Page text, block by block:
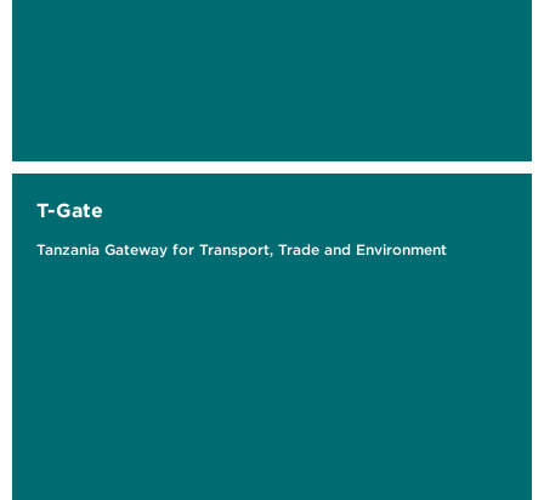
T-Gate
Tanzania Gateway for Transport, Trade and Environment